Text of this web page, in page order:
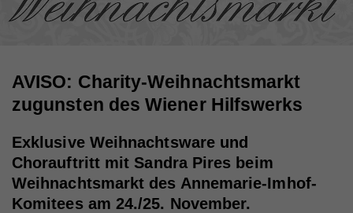
AVISO: Charity-Weihnachtsmarkt
zugunsten des Wiener Hilfswerks
Exklusive Weihnachtsware und
Chorauftritt mit Sandra Pires beim
Weihnachtsmarkt des Annemarie-Imhof-
Komitees am 24./25. November.